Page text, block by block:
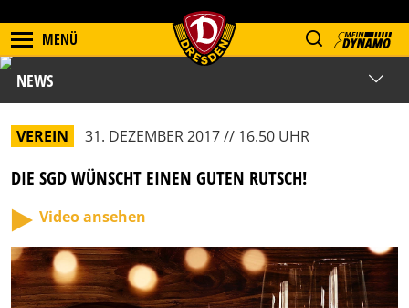
MENÜ
NEWS
VEREIN 31. DEZEMBER 2017 // 16.50 UHR
DIE SGD WÜNSCHT EINEN GUTEN RUTSCH!
Video ansehen